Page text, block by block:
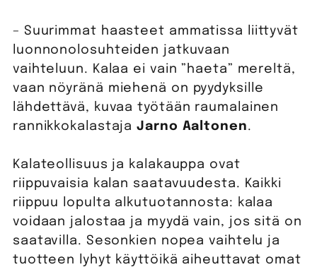
– Suurimmat haasteet ammatissa liittyvät
luonnonolosuhteiden jatkuvaan
vaihteluun. Kalaa ei vain ”haeta” mereltä,
vaan nöyränä miehenä on pyydyksille
lähdettävä, kuvaa työtään raumalainen
rannikkokalastajaJarno Aaltonen.
Kalateollisuus ja kalakauppa ovat
riippuvaisia kalan saatavuudesta. Kaikki
riippuu lopulta alkutuotannosta: kalaa
voidaan jalostaa ja myydä vain, jos sitä on
saatavilla. Sesonkien nopea vaihtelu ja
tuotteen lyhyt käyttöikä aiheuttavat omat